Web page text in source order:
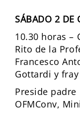
SÁBADO 2 DE
10.30 horas –
Rito de la
Francesco
Gottardi y
Preside
OFMConv,